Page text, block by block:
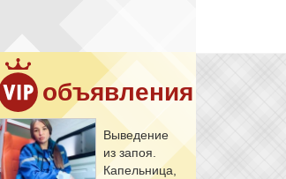
объявления
Вы­ве­де­ние
из за­поя.
Ка­пель­ни­ца,